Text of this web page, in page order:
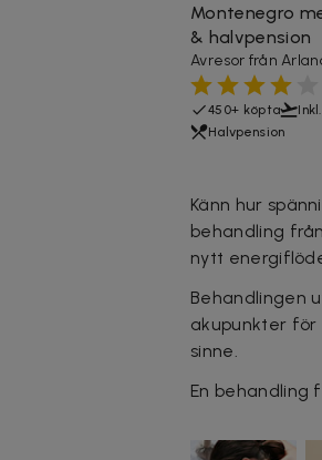
Montenegro
& halvpension
Avresor från
450+ köpta
Halvpension
Känn hur
behandling
nytt
Behandlingen
akupunkter för
sinne.
En behandling